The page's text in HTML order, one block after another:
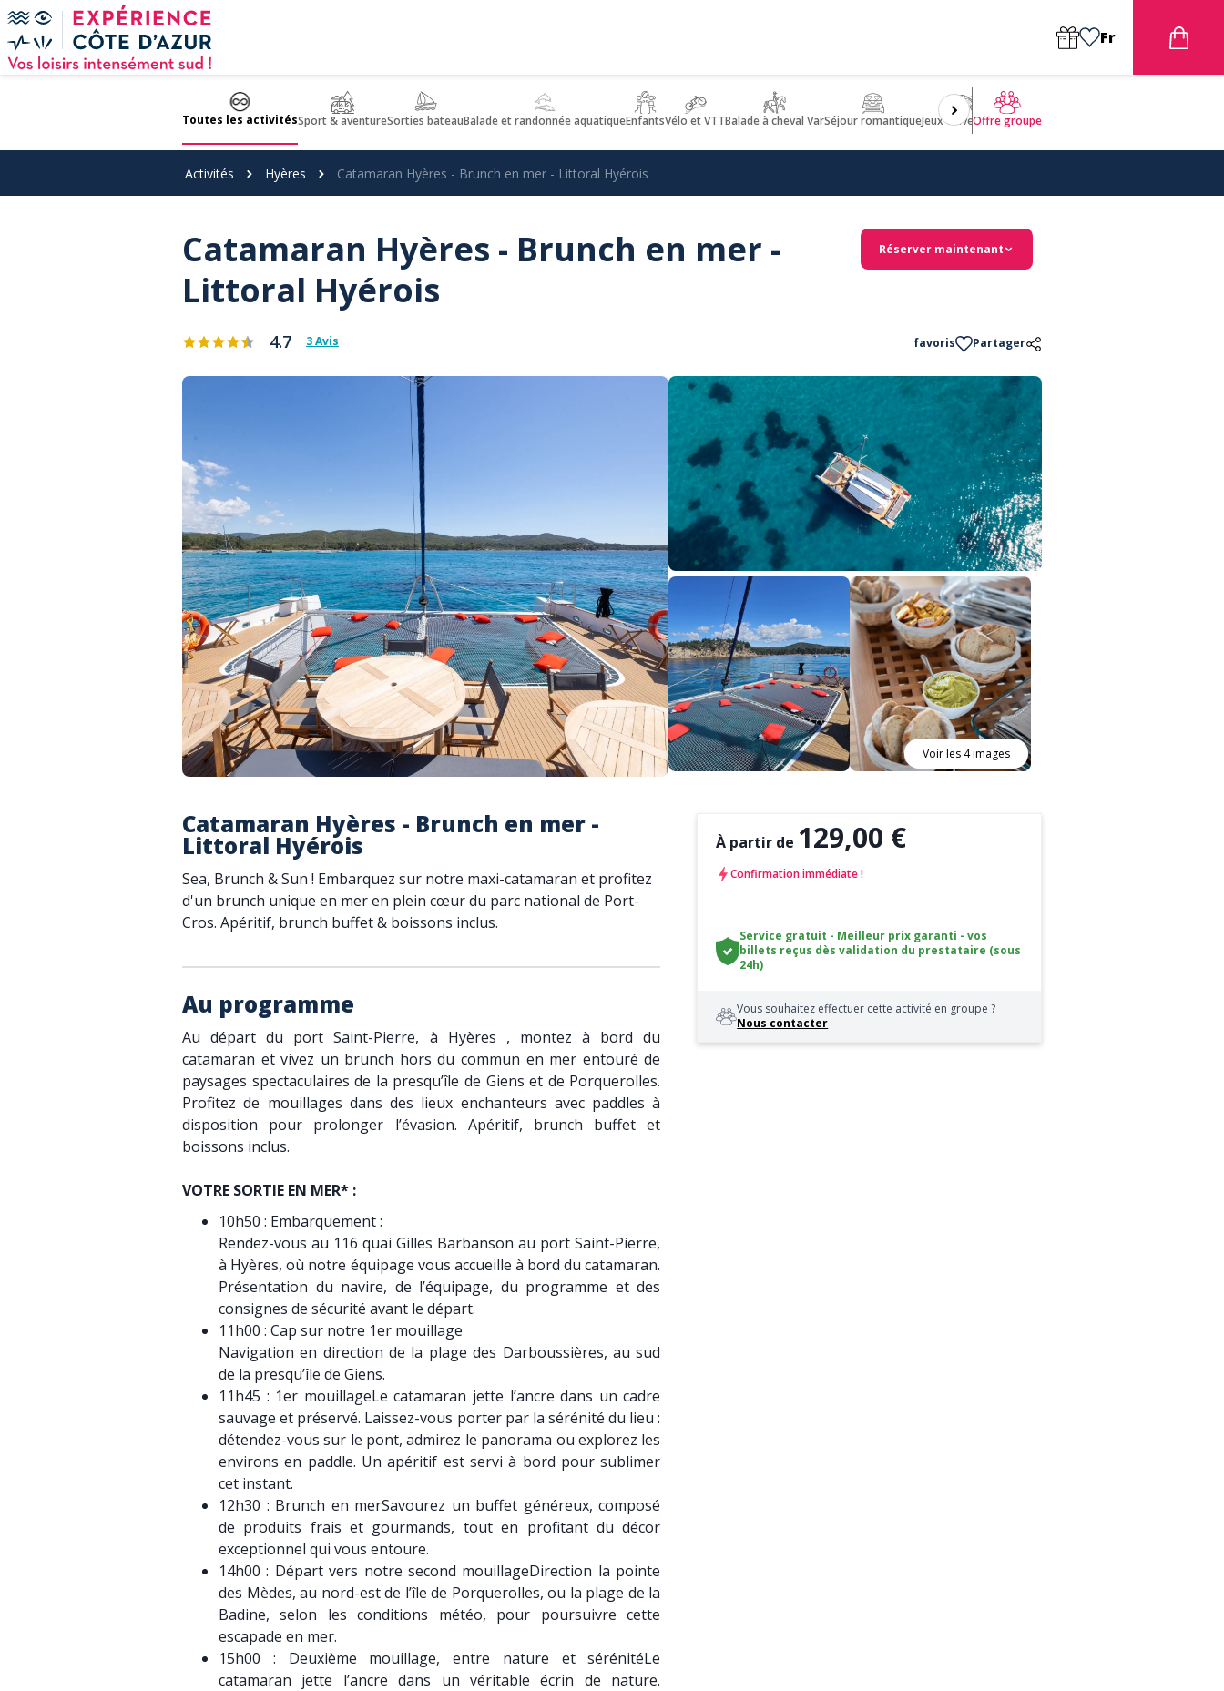
Panneau de gestion des cookies
Fr
Toutes les activitésSport & aventureSorties bateauBalade et randonnée aquatiqueEnfantsVélo et VTTBalade à cheval VarSéjour romantiqueJeux d'aventuresBien être
Offre groupe
Activités Hyères Catamaran Hyères - Brunch en mer - Littoral Hyérois
Catamaran Hyères - Brunch en mer -
Littoral Hyérois
Réserver maintenant
4.7 3 Avis favoris Partager
Voir les 4 images
Catamaran Hyères - Brunch en mer -
Littoral Hyérois
Sea, Brunch & Sun ! Embarquez sur notre maxi-catamaran et profitez
d'un brunch unique en mer en plein cœur du parc national de Port-
Cros. Apéritif, brunch buffet & boissons inclus.
Au programme
Au départ du port Saint-Pierre, à Hyères , montez à bord du
catamaran et vivez un brunch hors du commun en mer entouré de
paysages spectaculaires de la presqu’île de Giens et de Porquerolles.
Profitez de mouillages dans des lieux enchanteurs avec paddles à
disposition pour prolonger l’évasion. Apéritif, brunch buffet et
boissons inclus.
VOTRE SORTIE EN MER* :
10h50 : Embarquement :
Rendez-vous au 116 quai Gilles Barbanson au port Saint-Pierre,
à Hyères, où notre équipage vous accueille à bord du catamaran.
Présentation du navire, de l’équipage, du programme et des
consignes de sécurité avant le départ.
11h00 : Cap sur notre 1er mouillage
Navigation en direction de la plage des Darboussières, au sud
de la presqu’île de Giens.
11h45 : 1er mouillageLe catamaran jette l’ancre dans un cadre
sauvage et préservé. Laissez-vous porter par la sérénité du lieu :
détendez-vous sur le pont, admirez le panorama ou explorez les
environs en paddle. Un apéritif est servi à bord pour sublimer
cet instant.
12h30 : Brunch en merSavourez un buffet généreux, composé
de produits frais et gourmands, tout en profitant du décor
exceptionnel qui vous entoure.
14h00 : Départ vers notre second mouillageDirection la pointe
des Mèdes, au nord-est de l’île de Porquerolles, ou la plage de la
Badine, selon les conditions météo, pour poursuivre cette
escapade en mer.
15h00 : Deuxième mouillage, entre nature et sérénitéLe
catamaran jette l’ancre dans un véritable écrin de nature.
À partir de 129,00 €
Confirmation immédiate !
Service gratuit - Meilleur prix garanti - vos
billets reçus dès validation du prestataire (sous
24h)
Vous souhaitez effectuer cette activité en groupe ?
Nous contacter